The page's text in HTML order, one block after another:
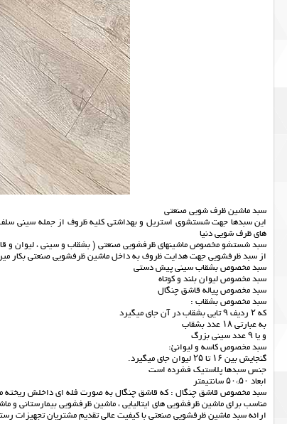
سبد ماشین ظرف شویی صنعتی
این سبدها جهت شستشوی استریل و بهداشتی کلیه ظروف از جمله سینی سلف
های ظرف شویی دنیا
سبد شستشو مخصوص ماشینهای ظرفشویی صنعتی ( بشقاب و سینی ، لیوان و
از سبد ظرفشویی جهت هدایت ظروف به داخل ماشین ظرفشویی صنعتی بکار
سبد مخصوص بشقاب سینی پیش دستی
سبد مخصوص لیوان بلند و کوتاه
سبد مخصوص پیاله قاشق چنگال
سبد مخصوص بشقاب :
که ۲ ردیف ۹ تایی بشقاب در آن جای میگیرد
به عبارتی ۱۸ عدد بشقاب
و یا ۹ عدد سینی بزرگ
سبد مخصوص کاسه و لیوانئ:
گنجایش بین ۱۶ تا ۲۵ لیوان جای میگیرد.
جنس سبدها پلاستیک فشرده است
ابعاد ۵۰*۵۰ سانتیمتر
سبد مخصوص قاشق چنگال : که قاشق چنگال به صورت فله ای داخلش ریخته
مناسب برای ماشین ظرفشویی های ایتالیایی ، ماشین ظرفشویی بیمارستانی و
ارائه سبدماشین ظرفشویی صنعتیبا کیفیت عالی تقدیم مشتریانتجهیزات